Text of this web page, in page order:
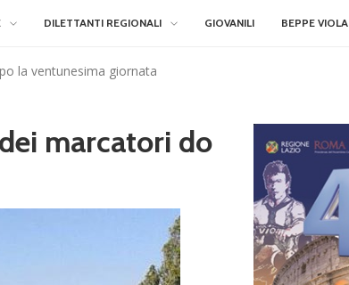
DILETTANTI REGIONALI GIOVANILI BEPPE VIOLA
la ventunesima giornata
marcatori do